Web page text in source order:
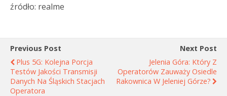
źródło: realme
Previous Post
Plus 5G: Kolejna Porcja
Testów Jakości Transmisji
Danych Na Śląskich Stacjach
Operatora
Next Post
Jelenia Góra: Który Z
Operatorów Zauważy Osiedle
Rakownica W Jeleniej Górze?